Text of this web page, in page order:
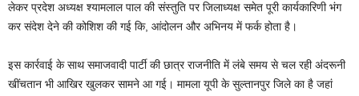
लेकर प्रदेश अध्यक्ष श्यामलाल पाल की संस्तुति पर जिलाध्यक्ष समेत पूरी कार्यकारिणी भंग
कर संदेश देने की कोशिश की गई कि, आंदोलन और अभिनय में फर्क होता है।
इस कार्रवाई के साथ समाजवादी पार्टी की छात्र राजनीति में लंबे समय से चल रही अंदरूनी
खींचतान भी आखिर खुलकर सामने आ गई। मामला यूपी के सुल्तानपुर जिले का है जहां